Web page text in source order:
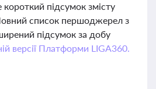
підсумок змісту
список першоджерел з
підсумок за добу
версії Платформи LIGA360.